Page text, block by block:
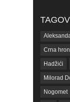
Crna
Hadžići
Milorad
Nogomet